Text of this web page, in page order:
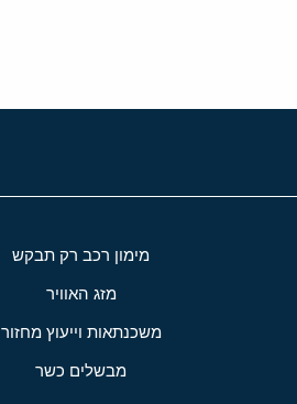
מימון רכב רק תבקש
מזג האוויר
משכנתאות וייעוץ מחזור
מבשלים כשר